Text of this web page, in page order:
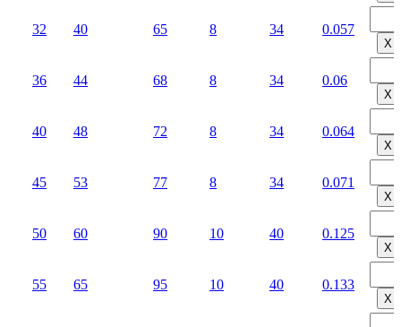
32 40 65 8 34 0.057
Х
36 44 68 8 34 0.06
Х
40 48 72 8 34 0.064
Х
45 53 77 8 34 0.071
Х
50 60 90 10 40 0.125
Х
55 65 95 10 40 0.133
Х